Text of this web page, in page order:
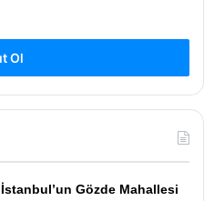
Ol
Gözde Mahallesi